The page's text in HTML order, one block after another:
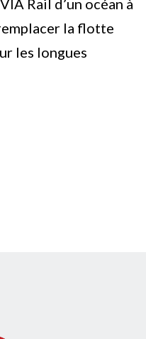
Rail d’un océan à
la flotte
les longues